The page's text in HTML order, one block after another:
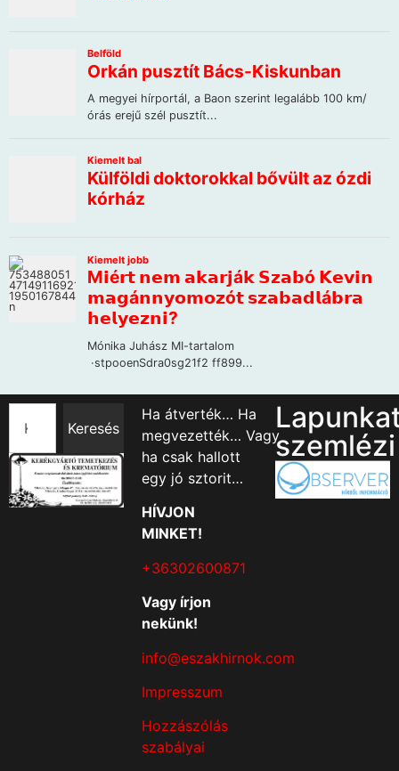
Keresés
Ha átverték… Ha
megvezették… Vagy
ha csak hallott
egy jó sztorit…
HÍVJON
MINKET!
+36302600871
Vagy írjon
nekünk!
info@eszakhirnok.com
Impresszum
Hozzászólás
szabályai
szemlézi